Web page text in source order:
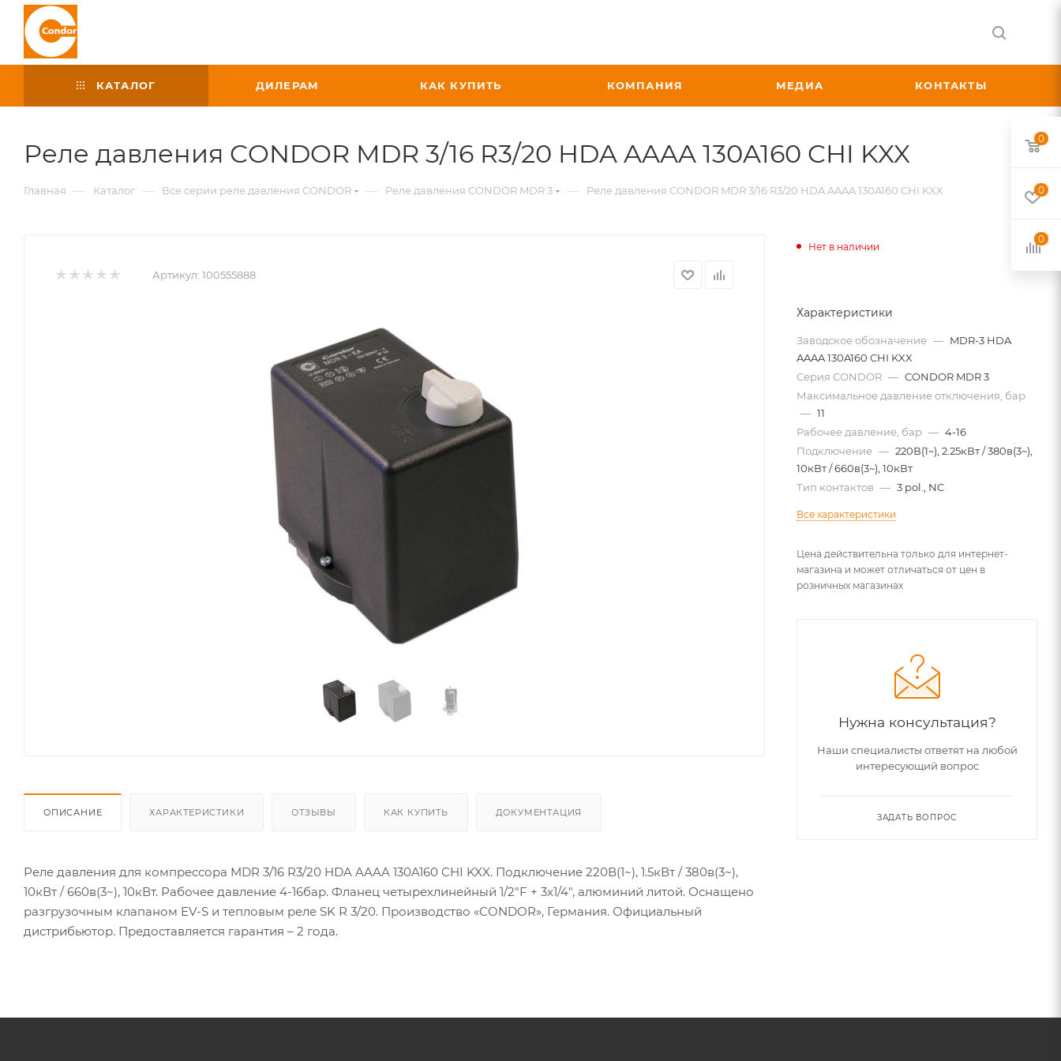
КАТАЛОГ ДИЛЕРАМ КАК КУПИТЬ КОМПАНИЯ МЕДИА КОНТАКТЫ
Реле давления CONDOR MDR 3/16 R3/20 HDA AAAA 130A160 CHI KXX
Главная — Каталог — Все серии реле давления CONDOR — Реле давления CONDOR MDR 3 — Реле давления CONDOR MDR 3/16 R3/20 HDA AAAA 130A160 CHI KXX
Артикул: 100555888
ОПИСАНИЕ ХАРАКТЕРИСТИКИ ОТЗЫВЫ КАК КУПИТЬ ДОКУМЕНТАЦИЯ
Реле давления для компрессора MDR 3/16 R3/20 HDA AAAA 130A160 CHI KXX. Подключение 220В(1~), 1.5кВт / 380в(3~),
10кВт / 660в(3~), 10кВт. Рабочее давление 4-16бар. Фланец четырехлинейный 1/2"F + 3x1/4", алюминий литой. Оснащено
разгрузочным клапаном EV-S и тепловым реле SK R 3/20. Производство «CONDOR», Германия. Официальный
дистрибьютор. Предоставляется гарантия – 2 года.
Нет в наличии
Характеристики
Заводское обозначение — MDR-3 HDA
AAAA 130A160 CHI KXX
Серия CONDOR — CONDOR MDR 3
Максимальное давление отключения, бар
— 11
Рабочее давление, бар — 4-16
Подключение — 220В(1~), 2.25кВт / 380в(3~),
10кВт / 660в(3~), 10кВт
Тип контактов — 3 pol., NC
Все характеристики
Цена действительна только для интернет-
магазина и может отличаться от цен в
розничных магазинах
Нужна консультация?
Наши специалисты ответят на любой
интересующий вопрос
ЗАДАТЬ ВОПРОС
0
0
0